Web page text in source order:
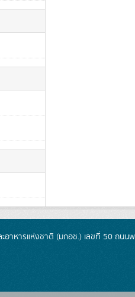
อาหารแห่งชาติ (มกอช.) เลขที่ 50 ถนน